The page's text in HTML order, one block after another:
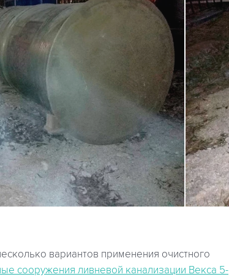
вариантов применения очистного
сооружения ливневой канализации Векса 5-